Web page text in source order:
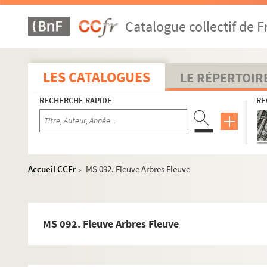
Catalogue collectif de
LES CATALOGUES LE
RECHERCHE RAPIDE
Accueil CCFr >
MS 092. Fleuve Arbres Fleuve
MS 092. Fleuve Arbres Fleuve
MS 065. Six documents relatifs à la capture du "Liber
MS 066. Noms, ©age, lieux de naissance, professions,
MS 067. Etat de service armé des officiers français réfugiés à
MS 068(A, B, C). Souvenirs de voyages Kouang-Tchéou
MS 069. Voyage au Lang-Biang Yunan février 1910
MS 070. Eléments d'histoire de l'Indochine
MS 071. Méthode de chinois ayant appartenu au Dr Broquet
MS 072. Dossier comportant des documents divers (lettres,
MS 076. Recueil de poésies diverses